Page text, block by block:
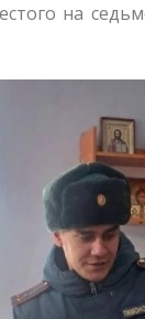
на